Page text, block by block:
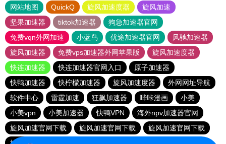
网站地图 QuickQ 旋风加速度器
旋风加速
坚果加速器
tiktok加速器
狗急加速器官网
免费vqn外网加速
小蓝鸟 优途加速器官网
风驰加速器
旋风加速器
免费vps加速器外网苹果版
旋风加速度器
快连加速器
快连加速器官网入口
原子加速器
快鸭加速器
快柠檬加速器 旋风加速度器
外网网址导航
软件中心
雷霆加速 狂飙加速器 哔咔漫画
小美
小美vpn
小美加速器 快鸭VPN
海外npv加速器官网
旋风加速官网下载
旋风加速官网下载
旋风加速官网下载